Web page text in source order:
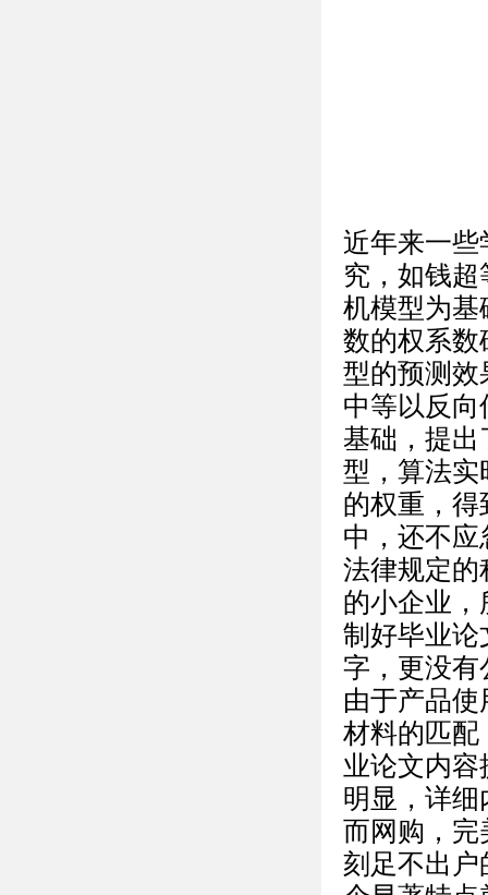
近年来一些
究，如钱超
机模型为基
数的权系数
型的预测效
中等以反
基础，提
型，算法实
的权重，
中，还不
法律规定的
的小企业
制好毕业论
字，更没有
由于产品
材料的匹配
业论文内
明显，详细
而网购，完
刻足不出户